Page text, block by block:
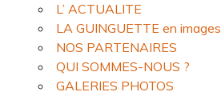
L’ ACTUALITE
LA GUINGUETTE en images
NOS PARTENAIRES
QUI SOMMES-NOUS ?
GALERIES PHOTOS